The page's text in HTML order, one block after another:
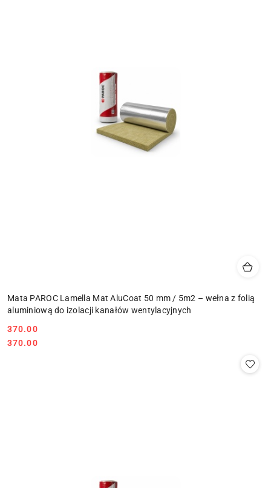
Mata PAROC Lamella Mat AluCoat 50 mm / 5m2 – wełna z folią
aluminiową do izolacji kanałów wentylacyjnych
Cena:
370.00
Cena:
370.00